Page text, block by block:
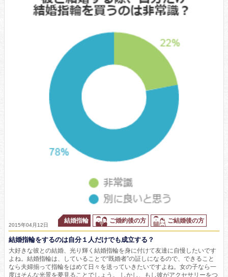
2015年04月12日
結婚指輪 ご婚約後の方 ご結婚後の方
結婚指輪をするのは自分１人だけでも成立する？
大好きな彼との結婚、光り輝く結婚指輪を身に付けて友達に自慢したいです
よね。結婚指輪は、していることで“既婚者”の証しになるので、できること
なら夫婦揃って指輪をはめて日々を送っていきたいですよね。女の子なら一
度はそんな光景を夢見ることでしょう。 しかし、もし彼がアクセサリーをつ